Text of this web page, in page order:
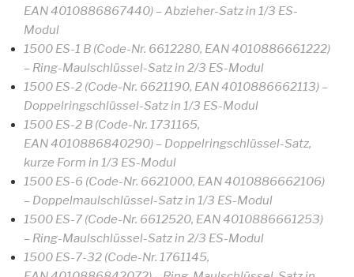
EAN 4010886867440) – Abzieher-Satz in 1/3 ES-
Modul
1500 ES-1 B (Code-Nr. 6612280, EAN 4010886661222)
– Ring-Maulschlüssel-Satz in 2/3 ES-Modul
1500 ES-2 (Code-Nr. 6621190, EAN 4010886662113) –
Doppelringschlüssel-Satz in 1/3 ES-Modul
1500 ES-2 B (Code-Nr. 1731165,
EAN 4010886840290) – Doppelringschlüssel-Satz,
kurze Form in 1/3 ES-Modul
1500 ES-6 (Code-Nr. 6621000, EAN 4010886662106)
– Doppelmaulschlüssel-Satz in 1/3 ES-Modul
1500 ES-7 (Code-Nr. 6612520, EAN 4010886661253)
– Ring-Maulschlüssel-Satz in 2/3 ES-Modul
1500 ES-7-32 (Code-Nr. 1761145,